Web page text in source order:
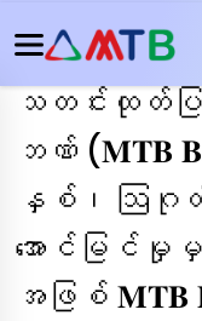
သတင်းထုတ်ပြ
ဘဏ် (𝐌𝐓𝐁
နှစ်၊ ဩဂု
အောင်မြ
အဖြစ် 𝐌𝐓𝐁